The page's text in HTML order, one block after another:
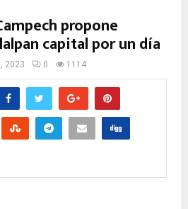
propone
capital por un día
2023 0 1114